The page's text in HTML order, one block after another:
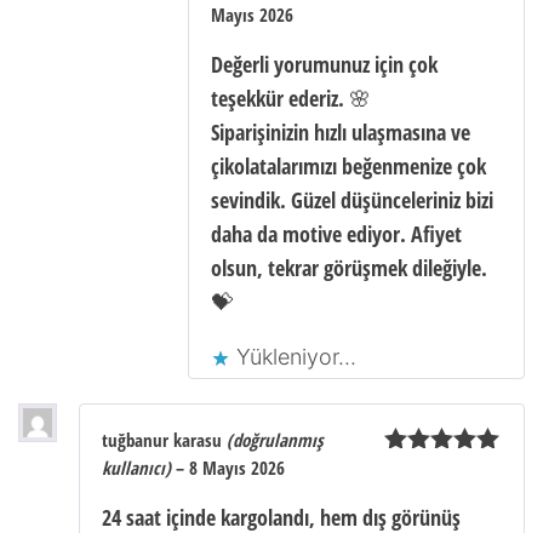
Mayıs 2026
Değerli yorumunuz için çok
teşekkür ederiz. 🌸
Siparişinizin hızlı ulaşmasına ve
çikolatalarımızı beğenmenize çok
sevindik. Güzel düşünceleriniz bizi
daha da motive ediyor. Afiyet
olsun, tekrar görüşmek dileğiyle.
💝
Yükleniyor...
tuğbanur karasu (doğrulanmış
kullanıcı) – 8 Mayıs 2026
24 saat içinde kargolandı, hem dış görünüş